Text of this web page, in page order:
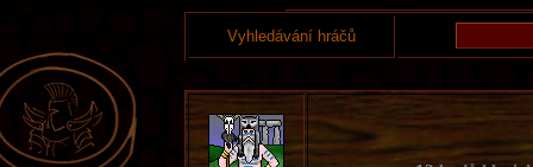
Vyhledávání hráčů